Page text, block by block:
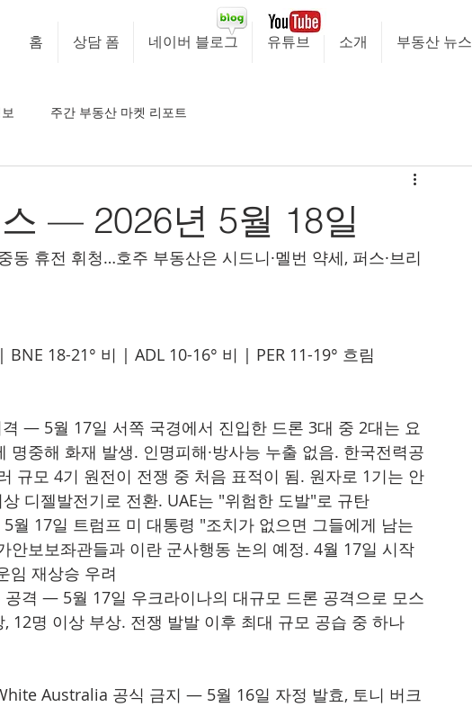
홈 상담 폼 네이버 블로그 유튜브 소개 부동산 뉴스
주간 부동산 마켓 리포트
— 2026년 5월 18일
동 휴전 휘청…호주 부동산은 시드니·멜번 약세, 퍼스·브리
18-21° 비 | ADL 10-16° 비 | PER 11-19° 흐림
— 5월 17일 서쪽 국경에서 진입한 드론 3대 중 2대는 요
명중해 화재 발생. 인명피해·방사능 누출 없음. 한국전력공
규모 4기 원전이 전쟁 중 처음 표적이 됨. 원자로 1기는 안
디젤발전기로 전환. UAE는 "위험한 도발"로 규탄
월 17일 트럼프 미 대통령 "조치가 없으면 그들에게 남는
안보보좌관들과 이란 군사행동 논의 예정. 4월 17일 시작
임 재상승 우려
공격 — 5월 17일 우크라이나의 대규모 드론 공격으로 모스
12명 이상 부상. 전쟁 발발 이후 최대 규모 공습 중 하나
Australia 공식 금지 — 5월 16일 자정 발효, 토니 버크